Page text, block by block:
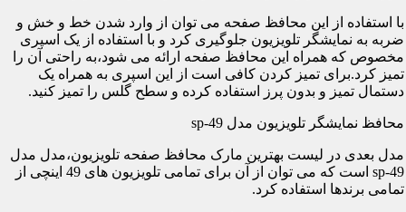
با استفاده از این محافظ صفحه می توان از وارد شدن خط و خش و
ضربه به نمایشگر تلویزیون جلوگیری کرد و با استفاده از یک اسپری
مخصوص که همراه این محافظ صفحه ارائه می شود،به راحتی آن را
تمیز کرد.برای تمیز کردن کافی است از این اسپری به همراه یک
دستمال تمیز و بدون پرز استفاده کرده و سطح گلس را تمیز کنید.
محافظ نمایشگر تلویزیون مدل sp-49
مدل بعدی در لیست بهترین مارک محافظ صفحه تلویزیون،مدل مدل
sp-49 است که می توان از آن برای تمامی تلویزیون های 49 اینچی از
تمامی برندها استفاده کرد.